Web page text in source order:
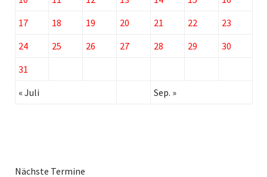
17
18 19 20 21 22
23
24
25 26 27 28 29
30
31
« Juli
Sep. »
Nächste Termine